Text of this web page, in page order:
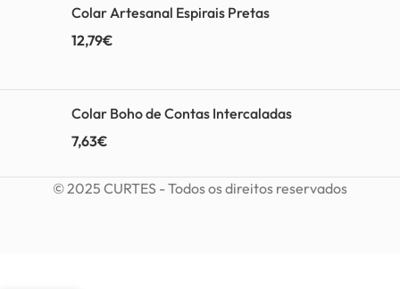
Colar Artesanal Espirais Pretas
12,79€
Colar Boho de Contas Intercaladas
7,63€
© 2025 CURTES - Todos os direitos reservados